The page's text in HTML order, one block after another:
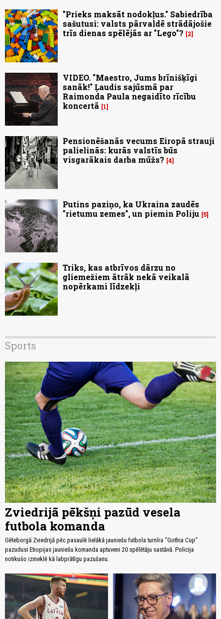
"Prieks maksāt nodokļus." Sabiedrība
sašutusi: valsts pārvaldē strādājošie
trīs dienas spēlējās ar "Lego"?
2
VIDEO. "Maestro, Jums brīnišķīgi
sanāk!" Ļaudis sajūsmā par
Raimonda Paula negaidīto rīcību
koncertā
1
Pensionēšanās vecums Eiropā strauji
palielinās: kurās valstīs būs
visgarākais darba mūžs? 4
Putins paziņo, ka Ukraina zaudēs
"rietumu zemes", un piemin Poliju 5
Triks, kas atbrīvos dārzu no
gliemežiem ātrāk nekā veikalā
nopērkami līdzekļi
Sports
Zviedrijā pēkšņi pazūd vesela
futbola komanda
Gēteborgā Zviedrijā pēc pasaulē lielākā jauniešu futbola turnīra "Gothia Cup"
pazudusi Etiopijas jauniešu komanda aptuveni 20 spēlētāju sastāvā. Policija
notikušo izmeklē kā labprātīgu pazušanu.